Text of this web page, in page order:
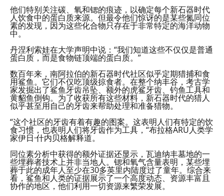
他们特别关注碳、氧和锶的痕迹，以确定每个新石器时代
人饮食中的蛋白质来源。但最令他们惊讶的是某些氮同位
素的发现，因为这些化合物只存在于非常特定的海洋动物
中。
丹涅利索娃在大学声明中说：“我们知道这些不仅仅是普通
蛋白质，而是食物链顶端的蛋白质。”
数百年来，南阿拉伯的新石器时代社区似乎定期猎捕和食
用鲨鱼。它们不仅吃顶级掠食者。在整个纳丰谷，考古学
家发掘出了鲨鱼牙齿吊坠、额外的虎鲨牙齿、钓鱼工具和
黄貂鱼倒钩。为了收获所有这些材料，新石器时代的猎人
似乎甚至用自己的牙齿来帮助处理和准备猎物。
“这个社区的牙齿有着有趣的图案。这表明人们有特定的饮
食习惯，也表明人们将牙齿作为工具，“布拉格ARÚ人类学
家伊日·什内贝格解释道。
同位素分析中获得的额外证据还显示，瓦迪纳丰墓地的一
些埋葬者技术上并非当地人。锶和氧气含量表明，某些埋
葬于此的成年人至少在30多英里内陆度过了童年。综合来
看，鲨鱼和人类的证据展示了一个高度动态、资源丰富且
协作的地区，他们利用一切资源来繁荣发展。